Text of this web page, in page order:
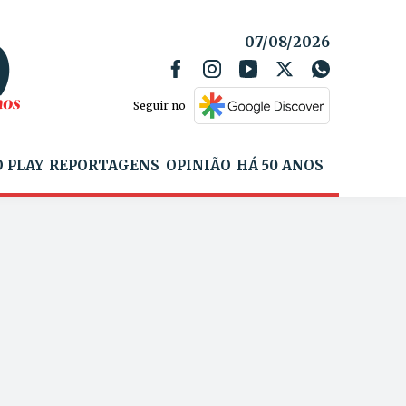
07/08/2026
Seguir no
PLAY REPORTAGENS OPINIÃO HÁ 50 ANOS